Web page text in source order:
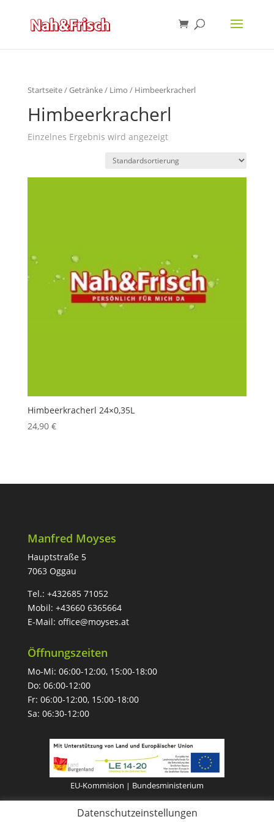
Startseite/Getränke/ Limo / Himbeerkracherl
Himbeerkracherl
Einzelnes Ergebnis wird angezeigt
Himbeerkracherl 24×0,35L
24,90 €
Manfred Moyses
Hauptstraße 5
7063 Oggau
Tel.: +432685 71052
Mobil: +43660 6365664
E-Mail: office@moyses.at
Öffnungszeiten
Mo-Mi: 06:00-12:00, 15:00-18:00
Do: 06:00-12:00
Fr: 06:00-12:00, 15:00-18:00
Sa: 06:30-12:00
EU-Kommision | Bundesministerium
Datenschutz
Datenschutzeinstellungen